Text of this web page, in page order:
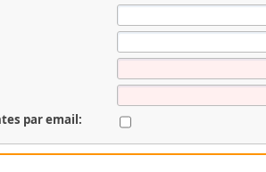
par email: